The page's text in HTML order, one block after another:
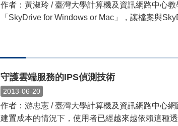
作者：黃淑玲 / 臺灣大學計算機及資訊網路中心
「SkyDrive for Windows or Mac」，讓檔案與
守護雲端服務的IPS偵測技術
2013-06-20
作者：游忠憲 / 臺灣大學計算機及資訊網路中心
建置成本的情況下，使用者已經越來越依賴這種